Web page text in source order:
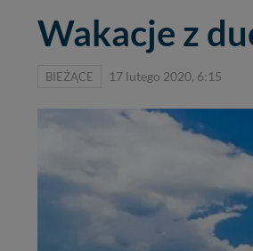
Wakacje z
BIEŻĄCE 17 lutego 2020, 6:15